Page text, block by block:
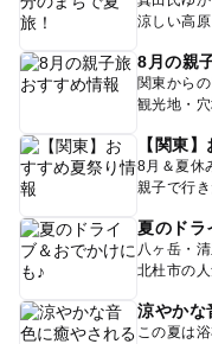
涼しい高
8月の親
関東から
観光地・
【関東
8月＆夏休
親子で行
夏のドラ
八ヶ岳・
北杜市の
涼やかな
この夏は